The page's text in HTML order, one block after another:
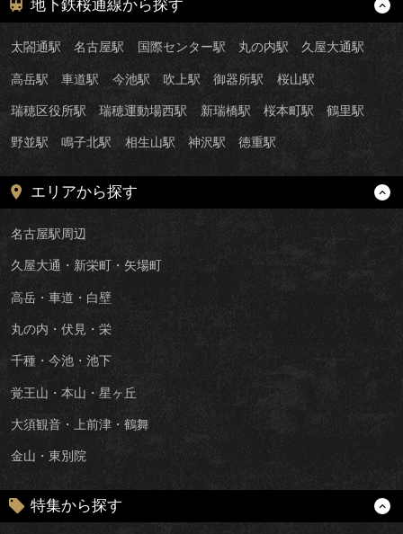
地下鉄桜通線から探す
太閤通駅 名古屋駅 国際センター駅 丸の内駅 久屋大通駅
高岳駅 車道駅 今池駅 吹上駅 御器所駅 桜山駅
瑞穂区役所駅 瑞穂運動場西駅 新瑞橋駅 桜本町駅 鶴里駅
野並駅 鳴子北駅 相生山駅 神沢駅 徳重駅
エリアから探す
名古屋駅周辺
久屋大通・新栄町・矢場町
高岳・車道・白壁
丸の内・伏見・栄
千種・今池・池下
覚王山・本山・星ヶ丘
大須観音・上前津・鶴舞
金山・東別院
特集から探す